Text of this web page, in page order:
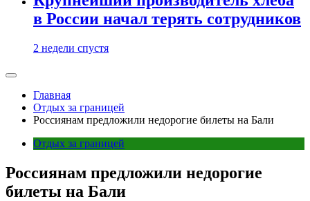
в России начал терять сотрудников
2 недели спустя
Главная
Отдых за границей
Россиянам предложили недорогие билеты на Бали
Отдых за границей
Россиянам предложили недорогие
билеты на Бали